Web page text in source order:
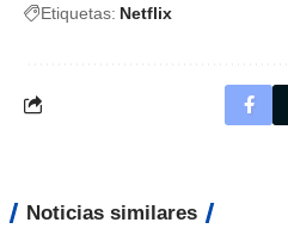
Etiquetas: Netflix
Noticias similares